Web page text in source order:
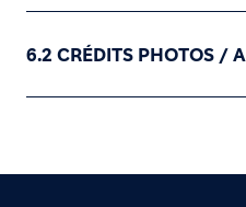
6.2 CRÉDITS PHOTOS /